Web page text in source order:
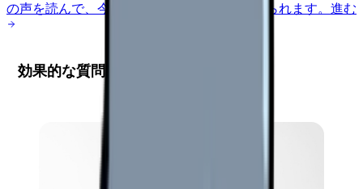
の声を読んで、今の職場だけの問題か確かめられます。 進む
効果的な質問準備の基本